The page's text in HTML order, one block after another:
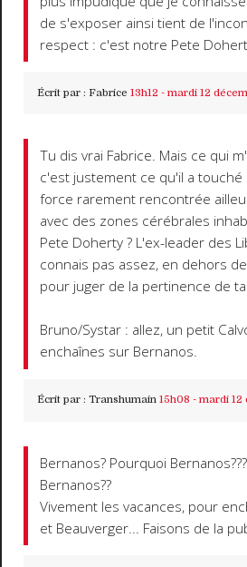
de s'exposer ainsi tient de
respect : c'est notre Pete
Écrit par : Fabrice 13h12 - mardi 12
Tu dis vrai Fabrice. Mais ce qui
c'est justement ce qu'il a touché
force rarement rencontrée
avec des zones cérébrales
Pete Doherty ? L'ex-leader des
connais pas assez, en dehors
pour juger de la pertinence de
Bruno/Systar : allez, un petit
enchaînes sur Bernanos.
Écrit par : Transhumain 15h08 - mardi 12
Bernanos? Pourquoi
Bernanos??
Vivement les vacances, pour
et Beauverger... Faisons de la